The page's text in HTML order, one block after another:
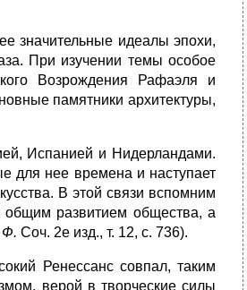
значительные идеалы эпохи,
При изучении темы особое
Возрождения Рафаэля и
памятники архитектуры,
Испанией и Нидерландами.
для нее времена и наступает
В этой связи вспомним
общим развитием общества, а
Ф. Соч. 2е изд., т. 12, с. 736).
Ренессанс совпал, таким
верой в творческие силы